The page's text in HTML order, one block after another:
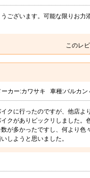
ございます。可能な限りお
このレ
ーカー:カワサキ 車種:バルカン
クに行ったのですが、他店
クがありビックリしました
が多かったですし、何より
しようと思いました。